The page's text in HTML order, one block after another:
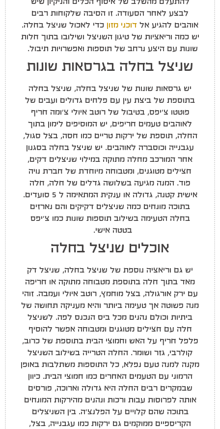
להתעלם מהשלב של איסוף הכלים והניקיון שיש
לבצע לאחר הסעודה. זו הסיבה שלקוחות רבים
אוהבים להגיע אל דוכני מזון כדי לאכול שניצל בחלה.
יש כמה וריאציות של טיגון השניצל ושילובו בתוך חלות
שונות עם היצע נרחב של תוספות ואפשרויות תיבול.
שניצל בחלה בגרסאות שונות
יש גרסאות שונות של שניצל בחלה, שניצל בחלה
בתוספת של ביצת עין עם פלחים גדולים ועבים של
פוטטו צ'יפס, בטיבול של רוטב איולי צ'ומה חריף
לאוהבים טעמים חריפים, יש המוסיפים לימון בתוך
החלה, תוספת של ירקות טריים כמו חסה, בצל סגול,
עגבנייה וכוסברה לאוהבים. יש שניצל בחלה בסגנון
אחר המורכב מחלה מתוקה במילוי שניצלים דקים,
חצילים מטוגנים, ומטבוחה מיוחדת של חברת נויה
פוד. המנה מגיעה בשלושה גדלים של חלה, חלה
אישית קטנה, גדולה או ענקית המתאימה ל 5 סועדים.
בתוכה מונחים כמה שניצלים דקיקים והם נארזים
בחלה הטעימה בשילוב תוספות שונות כמו צ'יפס
בטטה אישי.
אוכלים שניצל בחלה
יש גם וריאציה נוספת של שניצל בחלה, שניצל דק
מאד בתוך חלה בתוספת מטבוחה מתוקה או חריפה
עם ירק אורגולה, בצל מוחמץ, רוטב איולי ועמבה. זוהי
מנה פשוטה אך טעימה ביותר והיא מעניקה תחושה של
ביתיות וכולם נהנים מכל ביס הנכנס לפה. לשניצל
חלה עם חצילים מטוגנים ומטבוחה אפשר להוסיף
פלפל חריף על האש וחמוצי הבית בתוספת של כרוב,
קולרבי, גזר ושומר. החלה הטרייה בשילוב השניצל
מקנה למנה טעם נפלא, כל התוספות משתלבות באופן
הרמוני עם הטעמים האחרים כמו חמוצי הבית. כיוון
שבמקרים רבים החלה היא גדולה וארוכה, פורסים
אותה לפרוסות עבות ורכות ונהנים מהירקות המונחים
בתוכה שהם קלויים על הפלנצ'ה. בין השניצלים
הקריספיים ממוקמים גם ירקות כמו עגבנייה, בצל,